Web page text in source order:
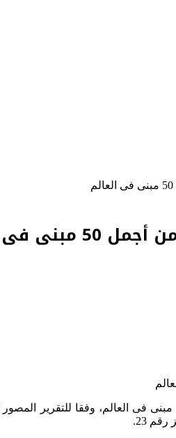
فى العالم
جاء الهرم الأكبر بالجيزة ومعبد الأقصر بمدينة